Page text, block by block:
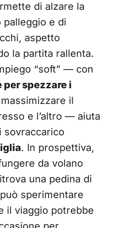
di alzare la
e di
aspetto
la partita rallenta.
“soft” — con
spezzare i
il
e l’altro — aiuta
sovraccarico
. In prospettiva,
da volano
una pedina di
sperimentare
il viaggio potrebbe